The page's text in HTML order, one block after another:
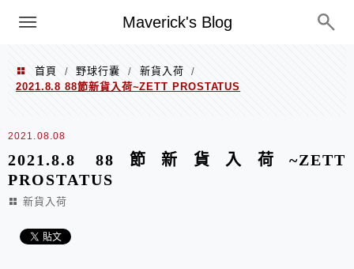
Maverick's Blog
Menu
首頁 / 野球行囊 / 新貨入荷
/
2021.8.8 88節新貨入荷~ZETT PROSTATUS
2021.08.08
2021.8.8 88節新貨入荷~ZETT
PROSTATUS
新貨入荷